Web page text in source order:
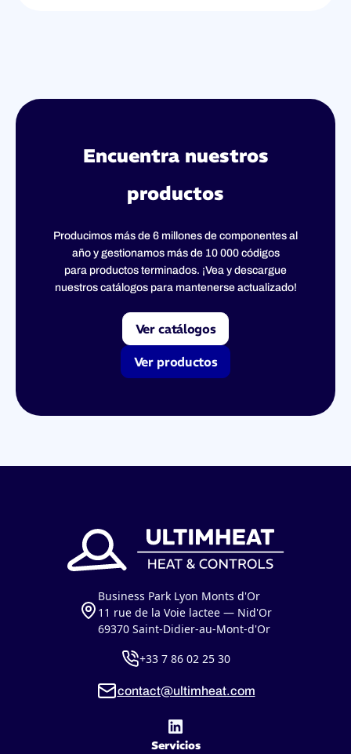
Encuentra nuestros
productos
Producimos más de 6 millones de componentes al
año y gestionamos más de 10 000 códigos
para productos terminados. ¡Vea y descargue
nuestros catálogos para mantenerse actualizado!
Ver catálogos
Ver productos
Business Park Lyon Monts d'Or
11 rue de la Voie lactee — Nid'Or
69370 Saint-Didier-au-Mont-d'Or
+33 7 86 02 25 30
contact@ultimheat.com
Servicios